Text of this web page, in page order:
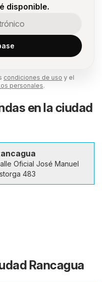
disponible.
condiciones de uso y el
personales.
en la ciudad
Oficial José Manuel
483
Rancagua